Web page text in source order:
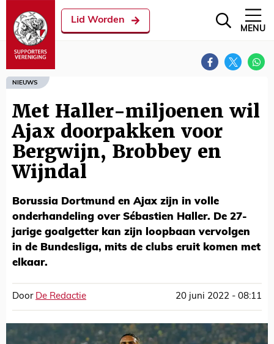
Lid Worden
MENU
NIEUWS
Met Haller-miljoenen wil
Ajax doorpakken voor
Bergwijn, Brobbey en
Wijndal
Borussia Dortmund en Ajax zijn in volle
onderhandeling over Sébastien Haller. De 27-
jarige goalgetter kan zijn loopbaan vervolgen
in de Bundesliga, mits de clubs eruit komen met
elkaar.
Door De Redactie 20 juni 2022 - 08:11